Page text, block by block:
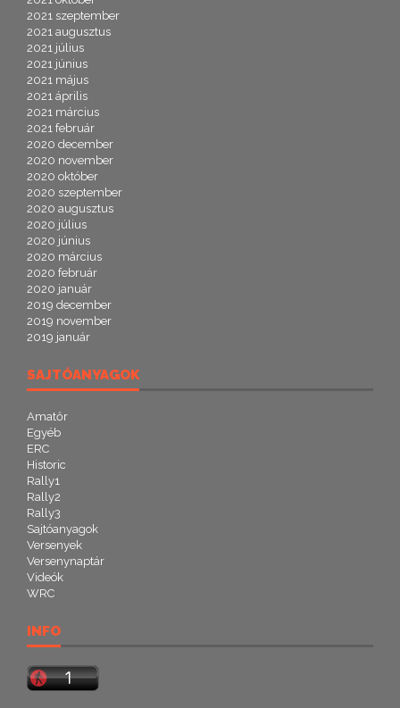
2021 szeptember
2021 augusztus
2021 július
2021 június
2021 május
2021 április
2021 március
2021 február
2020 december
2020 november
2020 október
2020 szeptember
2020 augusztus
2020 július
2020 június
2020 március
2020 február
2020 január
2019 december
2019 november
2019 január
SAJTÓANYAGOK
Amatőr
Egyéb
ERC
Historic
Rally1
Rally2
Rally3
Sajtóanyagok
Versenyek
Versenynaptár
Videók
WRC
INFO